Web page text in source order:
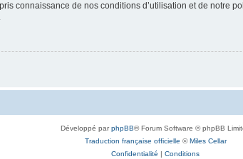
connaissance de nos conditions d’utilisation et de notre
Développé parphpBB® Forum Software © phpBB
Traduction française officielle ©Miles Cellar
Confidentialité | Conditions